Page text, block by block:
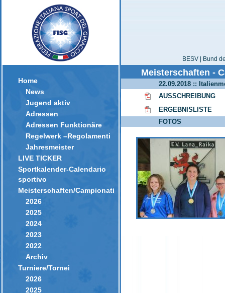
Home
News
Jugend aktiv
Adressen
Adressen Funktionäre
Regelwerk –Regolamenti
Jahresmeister
LIVE TICKER
Sportkalender-Calendario
sportivo
Meisterschaften/Campionati
2026
2025
2024
2023
2022
Archiv
Turniere/Tornei
2026
2025
BESV | Bund
Meisterschaften -
22.09.2018 ::
AUSSCHREIBUNG
ERGEBNISLISTE
FOTOS